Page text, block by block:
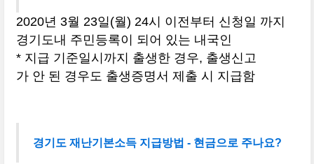
2020년 3월 23일(월) 24시 이전부터 신청일 까지
경기도내 주민등록이 되어 있는 내국인
* 지급 기준일시까지 출생한 경우, 출생신고
가 안 된 경우도 출생증명서 제출 시 지급함
경기도 재난기본소득 지급방법 - 현금으로 주나요?